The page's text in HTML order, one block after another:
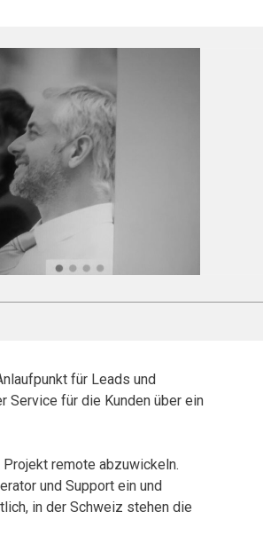
für Leads und
Service für die Kunden über ein
remote abzuwickeln.
und Support ein und
in der Schweiz stehen die